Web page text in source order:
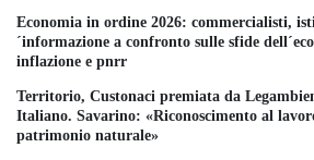
Economia in ordine 2026: commercialisti,
´informazione a confronto sulle sfide
inflazione e pnrr
Territorio, Custonaci premiata da
Italiano. Savarino: «Riconoscimento al
patrimonio naturale»